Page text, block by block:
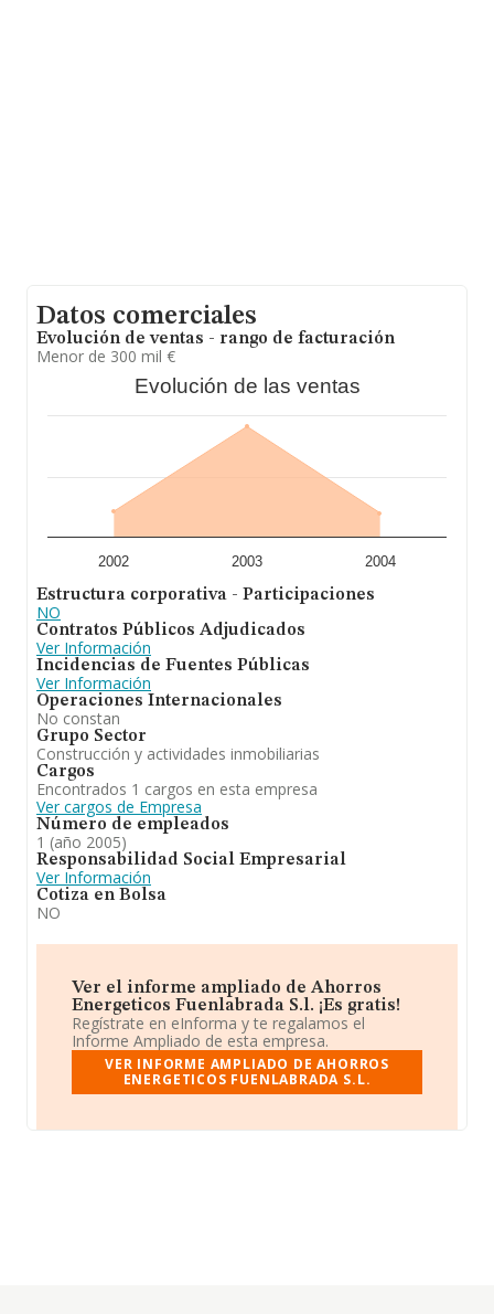
Datos comerciales
Evolución de ventas - rango de facturación
Menor de 300 mil €
Evolución de las ventas
2002 2003 2004
Estructura corporativa - Participaciones
NO
Contratos Públicos Adjudicados
Ver Información
Incidencias de Fuentes Públicas
Ver Información
Operaciones Internacionales
No constan
Grupo Sector
Construcción y actividades inmobiliarias
Cargos
Encontrados 1 cargos en esta empresa
Ver cargos de Empresa
Número de empleados
1 (año 2005)
Responsabilidad Social Empresarial
Ver Información
Cotiza en Bolsa
NO
Ver el informe ampliado de Ahorros
Energeticos Fuenlabrada S.l. ¡Es gratis!
Regístrate en eInforma y te regalamos el
Informe Ampliado de esta empresa.
VER INFORME AMPLIADO DE AHORROS
ENERGETICOS FUENLABRADA S.L.